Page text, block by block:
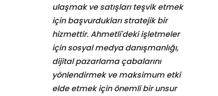
ulaşmak ve satışları teşvik etmek
için başvurdukları stratejik bir
hizmettir. Ahmetli'deki işletmeler
için sosyal medya danışmanlığı,
dijital pazarlama çabalarını
yönlendirmek ve maksimum etki
elde etmek için önemli bir unsur